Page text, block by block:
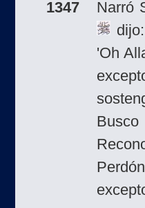
1347
Narró
'Oh